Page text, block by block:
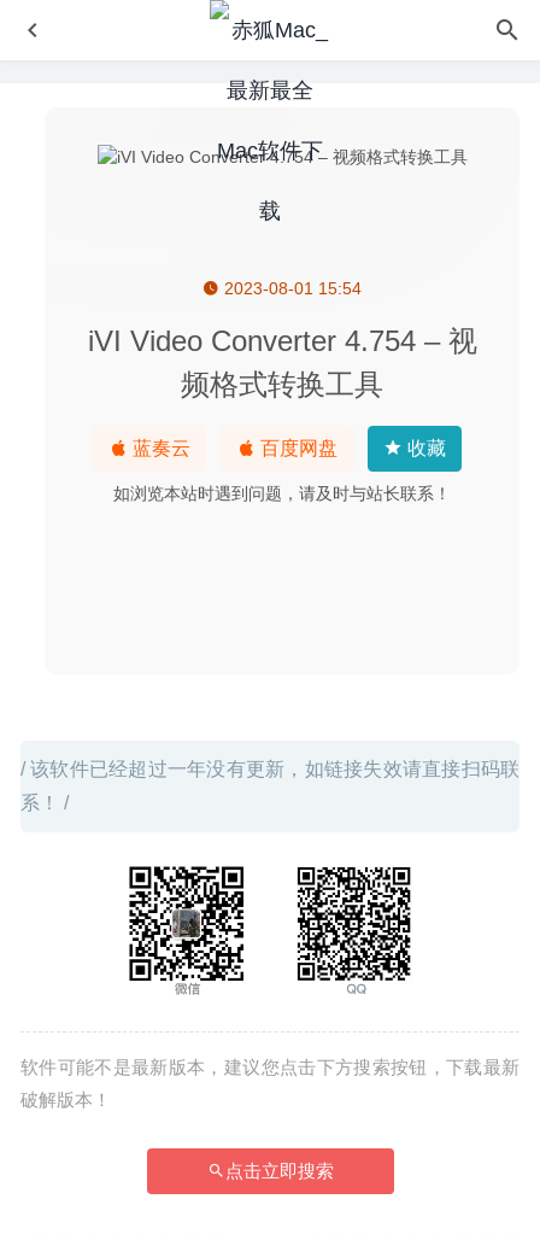
2023-08-01 15:54
iVI Video Converter 4.754 – 视
频格式转换工具
蓝奏云 百度网盘 收藏
如浏览本站时遇到问题，请及时与站长联系！
/ 该软件已经超过一年没有更新，如链接失效请直接扫码联
系！ /
软件可能不是最新版本，建议您点击下方搜索按钮，下载最新
破解版本！
点击立即搜索
FSNotes 4.2.2 中文版-轻量级笔记软件 2020-05-08
Alfred 4 Powerpack 4.1 (1164) 中文版-本地搜索及应用快
iTube Studio 7.4.2.3 for Mac- Youtube视频下载与格式转换
Movavi Slideshow Maker 6.4.0 for Mac中文版-视频编辑与
格式转换工具 2020-03-26